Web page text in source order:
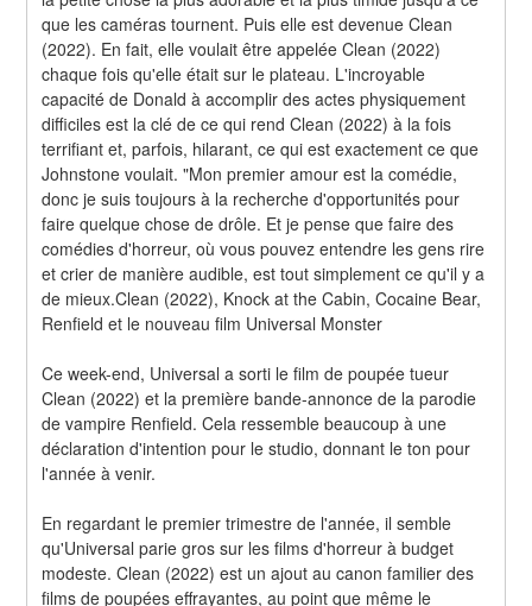
que les caméras tournent. Puis elle est devenue Clean
(2022). En fait, elle voulait être appelée Clean (2022)
chaque fois qu'elle était sur le plateau. L'incroyable
capacité de Donald à accomplir des actes physiquement
difficiles est la clé de ce qui rend Clean (2022) à la fois
terrifiant et, parfois, hilarant, ce qui est exactement ce que
Johnstone voulait. "Mon premier amour est la comédie,
donc je suis toujours à la recherche d'opportunités pour
faire quelque chose de drôle. Et je pense que faire des
comédies d'horreur, où vous pouvez entendre les gens rire
et crier de manière audible, est tout simplement ce qu'il y a
de mieux.Clean (2022), Knock at the Cabin, Cocaine Bear,
Renfield et le nouveau film Universal Monster
Ce week-end, Universal a sorti le film de poupée tueur
Clean (2022) et la première bande-annonce de la parodie
de vampire Renfield. Cela ressemble beaucoup à une
déclaration d'intention pour le studio, donnant le ton pour
l'année à venir.
En regardant le premier trimestre de l'année, il semble
qu'Universal parie gros sur les films d'horreur à budget
modeste. Clean (2022) est un ajout au canon familier des
films de poupées effrayantes, au point que même le